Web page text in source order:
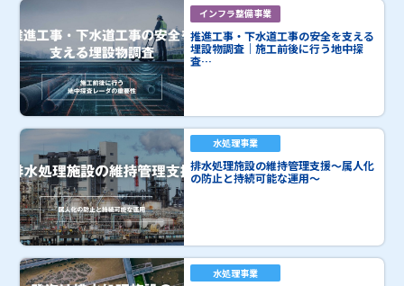
インフラ整備事業
推進工事・下水道工事の安全を支える
埋設物調査｜施工前後に行う地中探
査…
水処理事業
排水処理施設の維持管理支援～属人化
の防止と持続可能な運用～
水処理事業